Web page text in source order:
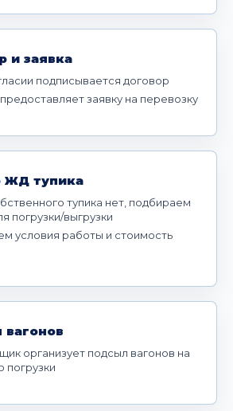
и заявка
подписывается договор
заявку на перевозку
ЖД тупика
тупика нет, подбираем
погрузки/выгрузки
условия работы и стоимость
организует подсыл вагонов на
погрузки